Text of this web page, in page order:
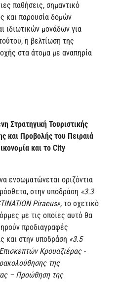
παθήσεις, σημαντικό
και παρουσία δομών
ιδιωτικών μονάδων για
η βελτίωση της
στα άτομα με αναπηρία
Στρατηγική Τουριστικής
και Προβολής του Πειραιά
και το City
ενσωματώνεται οριζόντια
στην υποδράση «3.3
Piraeus», το σχετικό
με τις οποίες αυτό θα
προδιαγραφές
και στην υποδράση «3.5
Κρουαζιέρας -
της
– Προώθηση της